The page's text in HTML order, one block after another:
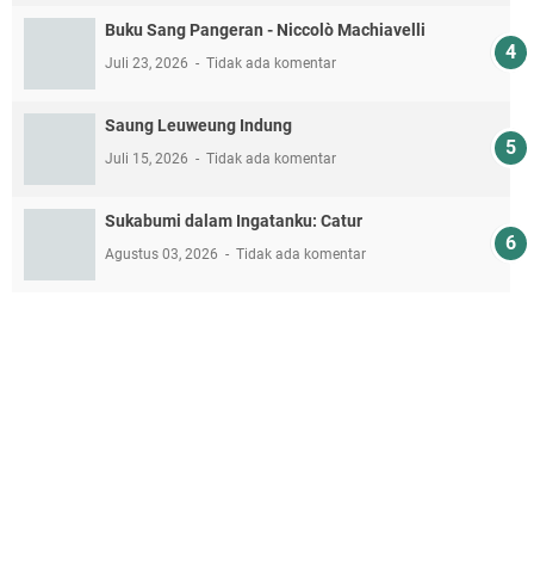
Buku Sang Pangeran - Niccolò Machiavelli
Juli 23, 2026 Tidak ada komentar
Saung Leuweung Indung
Juli 15, 2026 Tidak ada komentar
Sukabumi dalam Ingatanku: Catur
Agustus 03, 2026 Tidak ada komentar